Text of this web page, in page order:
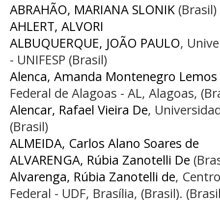
ABRAHÃO, MARIANA SLONIK (Brasil)
AHLERT, ALVORI
ALBUQUERQUE, JOÃO PAULO,
- UNIFESP (Brasil)
Alenca, Amanda Montenegro
Federal de Alagoas - AL, Alagoas,
Alencar, Rafael Vieira De,
(Brasil)
ALMEIDA, Carlos Alano Soares de
ALVARENGA, Rúbia Zanotelli De
Alvarenga, Rúbia Zanotelli de,
Federal - UDF, Brasília, (Brasil).